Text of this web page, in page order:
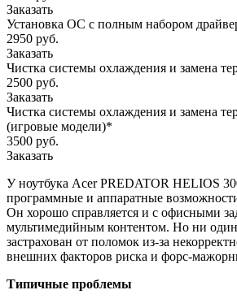
Заказать
Установка ОС с полным набором
2950 руб.
Заказать
Чистка системы охлаждения и замена
2500 руб.
Заказать
Чистка системы охлаждения и замена
(игровые модели)*
3500 руб.
Заказать
У ноутбука Acer PREDATOR HELIOS
программные и аппаратные
Он хорошо справляется и с офисными
мультимедийным контентом. Но ни
застрахован от поломок из-за
внешних факторов риска и форс-
Типичные проблемы